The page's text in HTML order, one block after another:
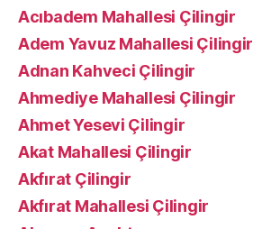
Acıbadem Mahallesi Çilingir
Adem Yavuz Mahallesi Çilingir
Adnan Kahveci Çilingir
Ahmediye Mahallesi Çilingir
Ahmet Yesevi Çilingir
Akat Mahallesi Çilingir
Akfırat Çilingir
Akfırat Mahallesi Çilingir